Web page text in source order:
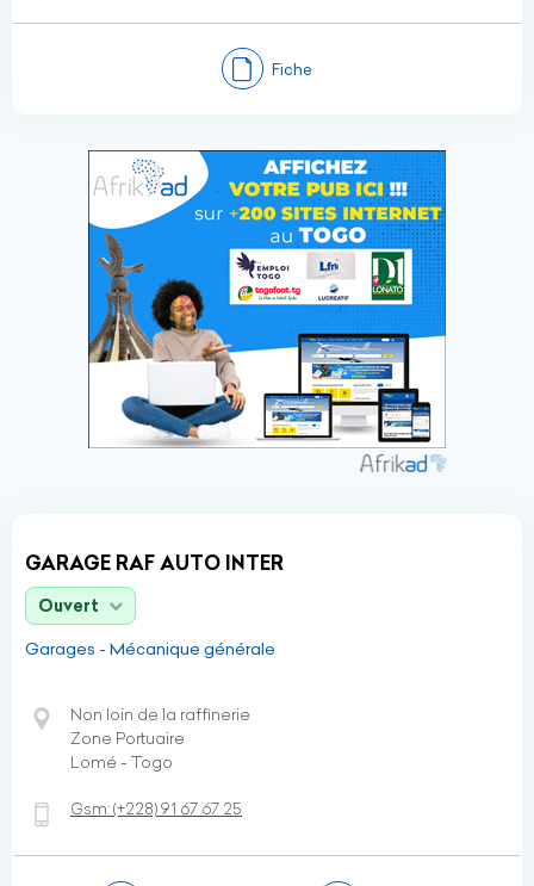
Fiche
GARAGE RAF AUTO INTER
Ouvert
Garages - Mécanique générale
Non loin de la raffinerie
Zone Portuaire
Lomé - Togo
Gsm:(+228)91 67 67 25